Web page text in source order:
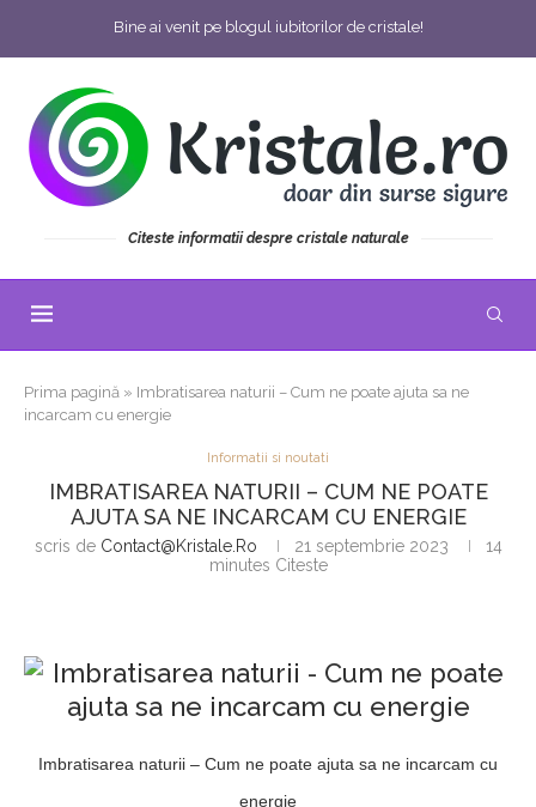
Bine ai venit pe blogul iubitorilor de cristale!
Citeste informatii despre cristale naturale
Prima pagină » Imbratisarea naturii – Cum ne poate ajuta sa ne
incarcam cu energie
Informatii si noutati
IMBRATISAREA NATURII – CUM NE POATE
AJUTA SA NE INCARCAM CU ENERGIE
scris de Contact@kristale.ro 21 septembrie 2023
14
minutes Citeste
Imbratisarea naturii – Cum ne poate ajuta sa ne incarcam cu
energie